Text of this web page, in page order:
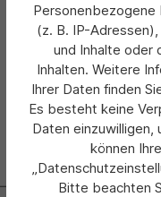
Bewertungen
Hersteller
(z. B. IP-
und Inhalte oder
Inhalten. Weitere
Ihrer Daten finden
Es besteht keine
Daten einzuwilligen,
können
Bitte beachten